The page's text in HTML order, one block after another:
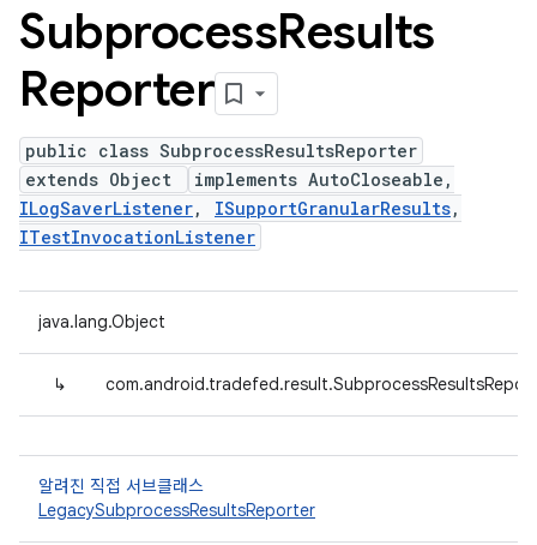
SubprocessResults
Reporter
public class SubprocessResultsReporter
extends Object
implements AutoCloseable,
ILogSaverListener, ISupportGranularResults,
ITestInvocationListener
java.lang.Object
↳
알려진 직접 서브클래스
LegacySubprocessResultsReporter